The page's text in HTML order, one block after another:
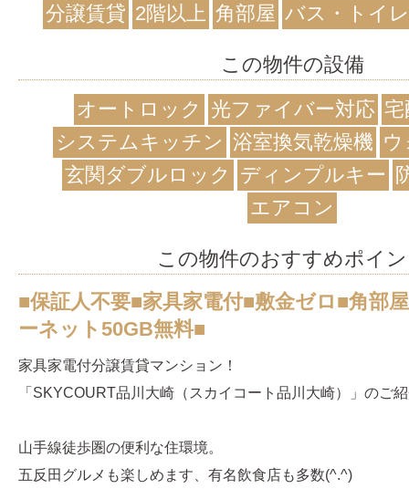
分譲賃貸 2階以上 角部屋 バス・トイ
この物件の設備
オートロック
光ファイバー対応
システムキッチン 浴室換気乾燥機
玄関ダブルロック
ディンプルキー
エアコン
この物件のおすすめポイ
■保証人不要■家具家電付■敷金ゼロ■角部
ーネット50GB無料■
家具家電付分譲賃貸マンション！
「SKYCOURT品川大崎（スカイコート品川大崎）」のご
山手線徒歩圏の便利な住環境。
五反田グルメも楽しめます、有名飲食店も多数(^.^)